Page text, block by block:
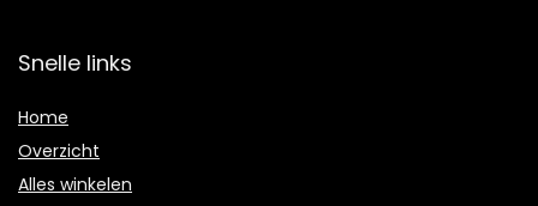
Snelle links
Home
Overzicht
Alles winkelen